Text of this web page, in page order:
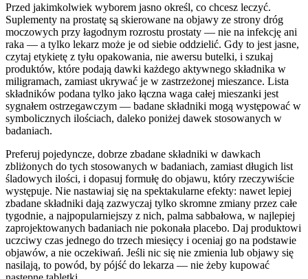
Przed jakimkolwiek wyborem jasno określ, co chcesz leczyć.
Suplementy na prostatę są skierowane na objawy ze strony dróg
moczowych przy łagodnym rozrostu prostaty — nie na infekcję ani
raka — a tylko lekarz może je od siebie oddzielić. Gdy to jest jasne,
czytaj etykietę z tyłu opakowania, nie awersu butelki, i szukaj
produktów, które podają dawki każdego aktywnego składnika w
miligramach, zamiast ukrywać je w zastrzeżonej mieszance. Lista
składników podana tylko jako łączna waga całej mieszanki jest
sygnałem ostrzegawczym — badane składniki mogą występować w
symbolicznych ilościach, daleko poniżej dawek stosowanych w
badaniach.
Preferuj pojedyncze, dobrze zbadane składniki w dawkach
zbliżonych do tych stosowanych w badaniach, zamiast długich list
śladowych ilości, i dopasuj formułę do objawu, który rzeczywiście
występuje. Nie nastawiaj się na spektakularne efekty: nawet lepiej
zbadane składniki dają zazwyczaj tylko skromne zmiany przez całe
tygodnie, a najpopularniejszy z nich, palma sabbałowa, w najlepiej
zaprojektowanych badaniach nie pokonała placebo. Daj produktowi
uczciwy czas jednego do trzech miesięcy i oceniaj go na podstawie
objawów, a nie oczekiwań. Jeśli nic się nie zmienia lub objawy się
nasilają, to powód, by pójść do lekarza — nie żeby kupować